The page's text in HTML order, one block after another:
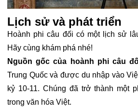
Lịch sử và phát triển
Hoành phi câu đối có một lịch sử
Hãy cùng khám phá nhé!
Nguồn gốc của hoành phi câu
Trung Quốc và được du nhập vào
kỷ 10-11. Chúng đã trở thành một
trong văn hóa Việt.